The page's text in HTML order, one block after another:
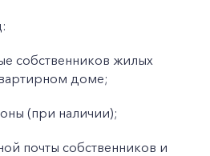
собственников жилых
доме;
(при наличии);
почты собственников и